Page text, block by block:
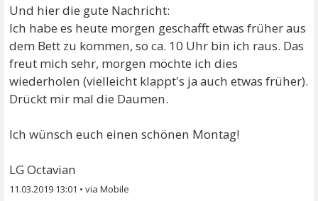
Und hier die gute Nachricht:
Ich habe es heute morgen geschafft etwas früher aus
dem Bett zu kommen, so ca. 10 Uhr bin ich raus. Das
freut mich sehr, morgen möchte ich dies
wiederholen (vielleicht klappt's ja auch etwas früher).
Drückt mir mal die Daumen.
Ich wünsch euch einen schönen Montag!
LG Octavian
11.03.2019 13:01 •